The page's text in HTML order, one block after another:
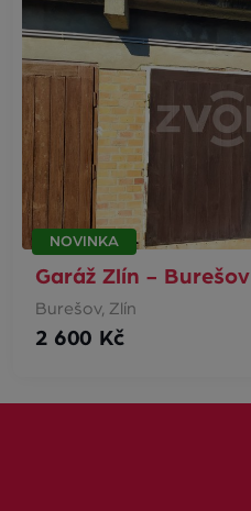
NOVINKA
Garáž Zlín - Burešov
Burešov, Zlín
2 600 Kč